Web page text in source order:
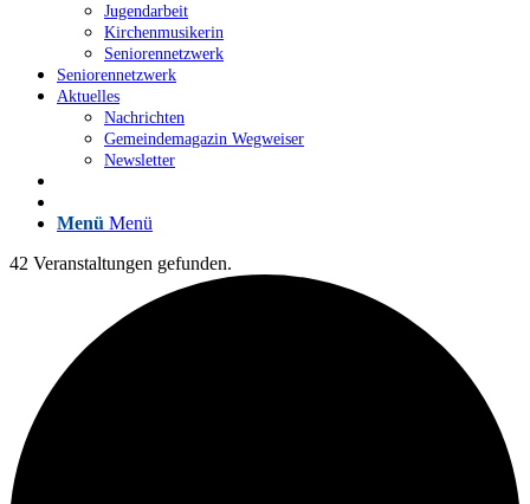
Jugendarbeit
Kirchenmusikerin
Seniorennetzwerk
Seniorennetzwerk
Aktuelles
Nachrichten
Gemeindemagazin Wegweiser
Newsletter
Menü Menü
42 Veranstaltungen gefunden.